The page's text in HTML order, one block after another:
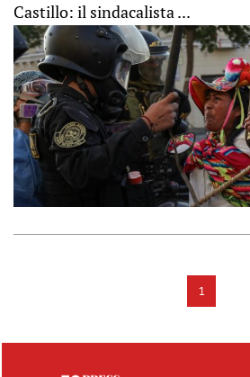
Castillo: il sindacalista ...
1